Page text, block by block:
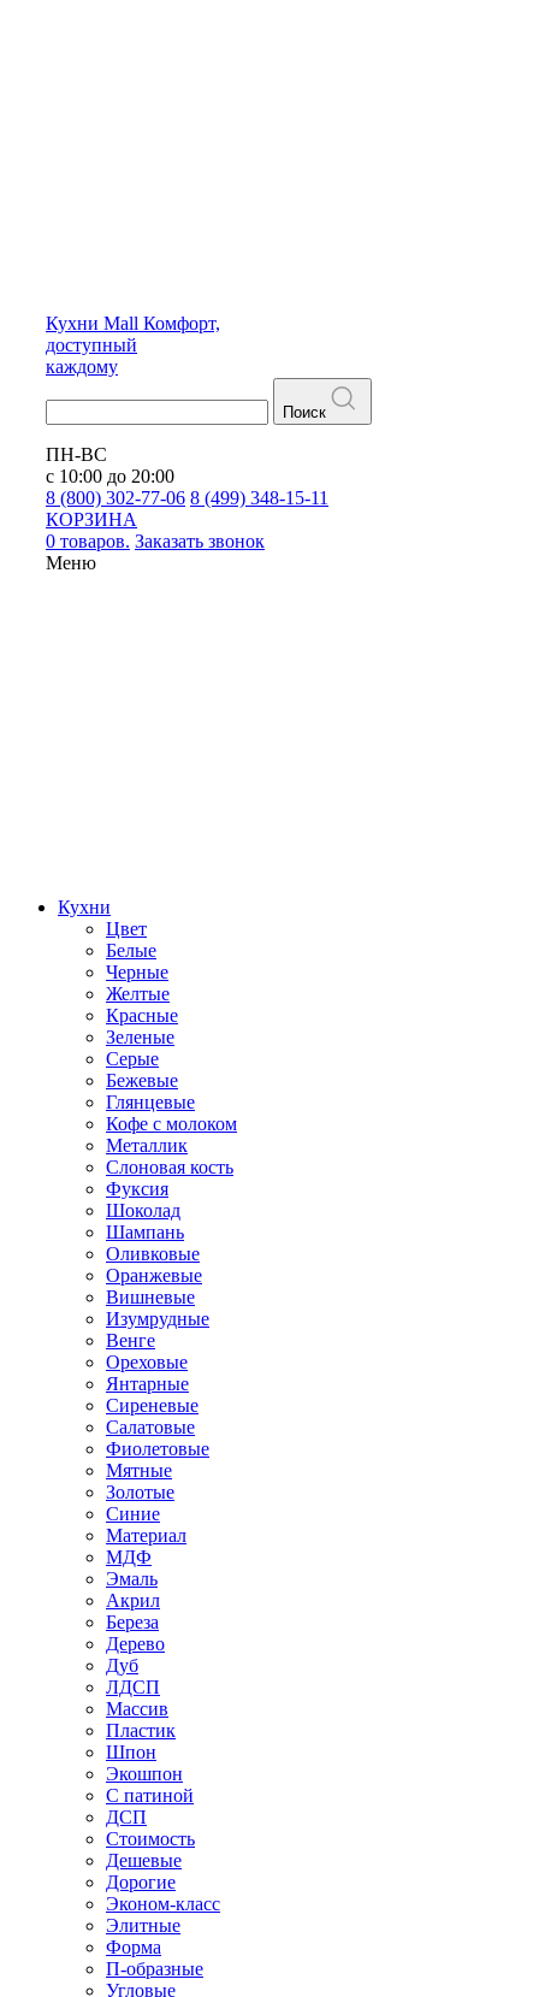
Кухни Mall Комфорт,
доступный
каждому
Поиск
ПН-ВС
с 10:00 до 20:00
8 (800) 302-77-06 8 (499) 348-15-11
КОРЗИНА
0 товаров. Заказать звонок
Меню
Кухни
Цвет
Белые
Черные
Желтые
Красные
Зеленые
Серые
Бежевые
Глянцевые
Кофе с молоком
Металлик
Слоновая кость
Фуксия
Шоколад
Шампань
Оливковые
Оранжевые
Вишневые
Изумрудные
Венге
Ореховые
Янтарные
Сиреневые
Салатовые
Фиолетовые
Мятные
Золотые
Синие
Материал
МДФ
Эмаль
Акрил
Береза
Дерево
Дуб
ЛДСП
Массив
Пластик
Шпон
Экошпон
С патиной
ДСП
Стоимость
Дешевые
Дорогие
Эконом-класс
Элитные
Форма
П-образные
Угловые